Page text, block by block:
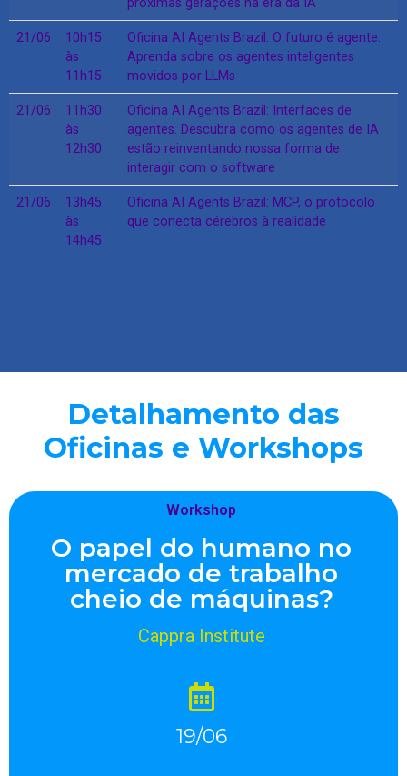
próximas gerações na era da IA
21/06
10h15
às
11h15
Oficina AI Agents Brazil: O futuro é agente.
Aprenda sobre os agentes inteligentes
movidos por LLMs
21/06
11h30
às
12h30
Oficina AI Agents Brazil: Interfaces de
agentes. Descubra como os agentes de IA
estão reinventando nossa forma de
interagir com o software
21/06
13h45
às
14h45
Oficina AI Agents Brazil: MCP, o protocolo
que conecta cérebros à realidade
Detalhamento das
Oficinas e Workshops
Workshop
O papel do humano no
mercado de trabalho
cheio de máquinas?
Cappra Institute
19/06